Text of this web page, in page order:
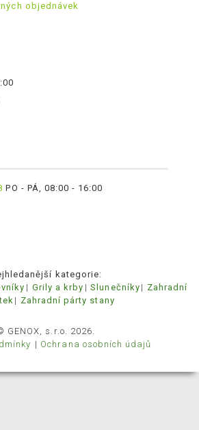
objednávek
PO - PÁ, 08:00 - 16:00
kategorie:
Grily a krby Slunečníky
Zahradní
Zahradní párty stany
GENOX, s.r.o. 2026.
Ochrana osobních údajů